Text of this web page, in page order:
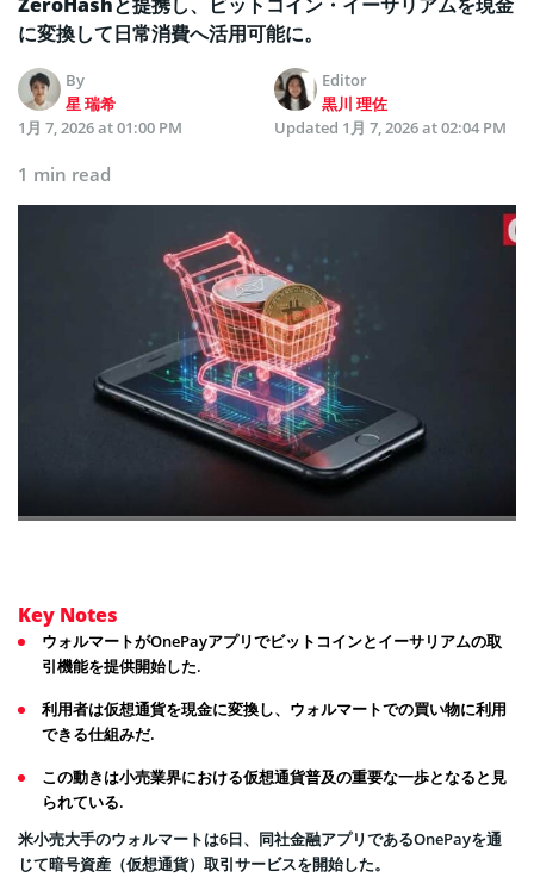
に変換して日常消費へ活用可能に。
By
星 瑞希
Editor
黒川 理佐
1月 7, 2026 at 01:00 PM
Updated 1月 7, 2026 at 02:04 PM
1 min read
Key Notes
ウォルマートがOnePayアプリでビットコインとイーサリアムの取
引機能を提供開始した.
利用者は仮想通貨を現金に変換し、ウォルマートでの買い物に利用
できる仕組みだ.
この動きは小売業界における仮想通貨普及の重要な一歩となると見
られている.
米小売大手のウォルマートは6日、同社金融アプリであるOnePayを通
じて暗号資産（仮想通貨）取引サービスを開始した。